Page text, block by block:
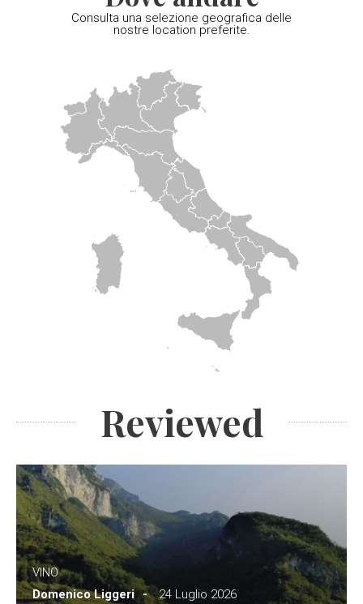
Consulta una selezione geografica delle
nostre location preferite.
Reviewed
VINO
Domenico Liggeri
24 Luglio 2026